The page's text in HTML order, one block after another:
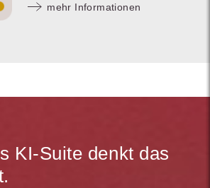
mehr Informationen
KI-Suite denkt das